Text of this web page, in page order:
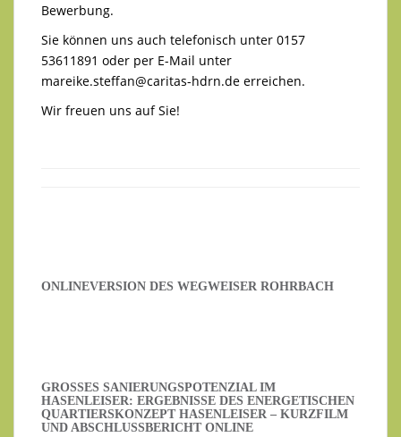
Bewerbung.
Sie können uns auch telefonisch unter 0157
53611891 oder per E-Mail unter
mareike.steffan@caritas-hdrn.de erreichen.
Wir freuen uns auf Sie!
ONLINEVERSION DES WEGWEISER ROHRBACH
GROSSES SANIERUNGSPOTENZIAL IM H
ASENLEISER: ERGEBNISSE DES ENERGETISCHEN Q
UARTIERSKONZEPT HASENLEISER – KURZFILM U
ND ABSCHLUSSBERICHT ONLINE